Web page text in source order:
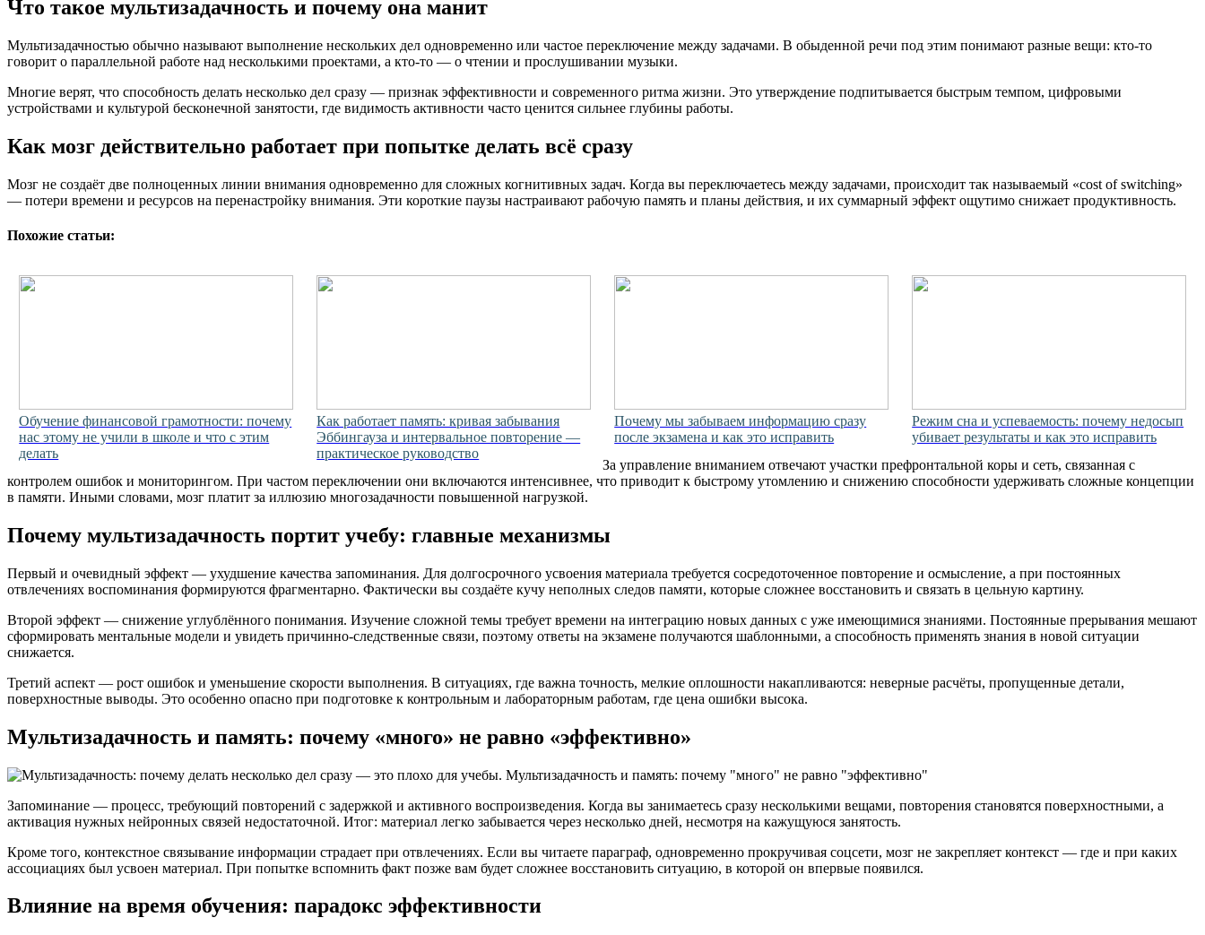
Что такое мультизадачность и почему она манит
Мультизадачностью обычно называют выполнение нескольких дел одновременно или частое переключение между задачами. В обыденной речи под этим понимают разные вещи: кто-то
говорит о параллельной работе над несколькими проектами, а кто-то — о чтении и прослушивании музыки.
Многие верят, что способность делать несколько дел сразу — признак эффективности и современного ритма жизни. Это утверждение подпитывается быстрым темпом, цифровыми
устройствами и культурой бесконечной занятости, где видимость активности часто ценится сильнее глубины работы.
Как мозг действительно работает при попытке делать всё сразу
Мозг не создаёт две полноценных линии внимания одновременно для сложных когнитивных задач. Когда вы переключаетесь между задачами, происходит так называемый «cost of switching»
— потери времени и ресурсов на перенастройку внимания. Эти короткие паузы настраивают рабочую память и планы действия, и их суммарный эффект ощутимо снижает продуктивность.
Похожие статьи:
Обучение финансовой грамотности: почему
нас этому не учили в школе и что с этим
делать
Как работает память: кривая забывания
Эббингауза и интервальное повторение —
практическое руководство
Почему мы забываем информацию сразу
после экзамена и как это исправить
Режим сна и успеваемость: почему недосып
убивает результаты и как это исправить
За управление вниманием отвечают участки префронтальной коры и сеть, связанная с
контролем ошибок и мониторингом. При частом переключении они включаются интенсивнее, что приводит к быстрому утомлению и снижению способности удерживать сложные концепции
в памяти. Иными словами, мозг платит за иллюзию многозадачности повышенной нагрузкой.
Почему мультизадачность портит учебу: главные механизмы
Первый и очевидный эффект — ухудшение качества запоминания. Для долгосрочного усвоения материала требуется сосредоточенное повторение и осмысление, а при постоянных
отвлечениях воспоминания формируются фрагментарно. Фактически вы создаёте кучу неполных следов памяти, которые сложнее восстановить и связать в цельную картину.
Второй эффект — снижение углублённого понимания. Изучение сложной темы требует времени на интеграцию новых данных с уже имеющимися знаниями. Постоянные прерывания мешают
сформировать ментальные модели и увидеть причинно-следственные связи, поэтому ответы на экзамене получаются шаблонными, а способность применять знания в новой ситуации
снижается.
Третий аспект — рост ошибок и уменьшение скорости выполнения. В ситуациях, где важна точность, мелкие оплошности накапливаются: неверные расчёты, пропущенные детали,
поверхностные выводы. Это особенно опасно при подготовке к контрольным и лабораторным работам, где цена ошибки высока.
Мультизадачность и память: почему «много» не равно «эффективно»
Запоминание — процесс, требующий повторений с задержкой и активного воспроизведения. Когда вы занимаетесь сразу несколькими вещами, повторения становятся поверхностными, а
активация нужных нейронных связей недостаточной. Итог: материал легко забывается через несколько дней, несмотря на кажущуюся занятость.
Кроме того, контекстное связывание информации страдает при отвлечениях. Если вы читаете параграф, одновременно прокручивая соцсети, мозг не закрепляет контекст — где и при каких
ассоциациях был усвоен материал. При попытке вспомнить факт позже вам будет сложнее восстановить ситуацию, в которой он впервые появился.
Влияние на время обучения: парадокс эффективности